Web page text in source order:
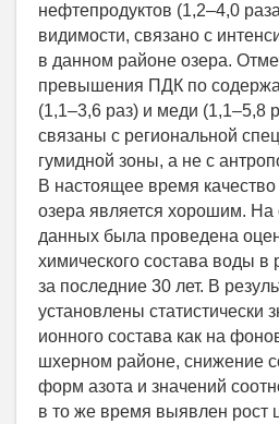
нефтепродуктов (1,2–4,0
видимости, связано с
в данном районе озера.
превышения ПДК по
(1,1–3,6 раз) и меди (1,1–5,8
связаны с региональной
гумидной зоны, а не с
В настоящее время
озера является хорошим.
данных была проведена
химического состава воды
за последние 30 лет. В
установлены статистически
ионного состава как на
шхерном районе, снижение
форм азота и значений
в то же время выявлен рост